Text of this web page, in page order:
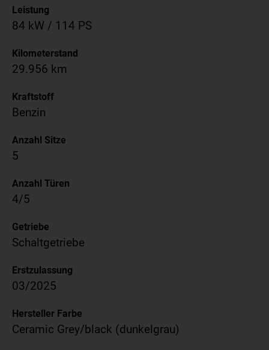
Leistung
84 kW / 114 PS
Kilometerstand
29.956 km
Kraftstoff
Benzin
Anzahl Sitze
5
Anzahl Türen
4/5
Getriebe
Schaltgetriebe
Erstzulassung
03/2025
Hersteller Farbe
Ceramic Grey/black (dunkelgrau)